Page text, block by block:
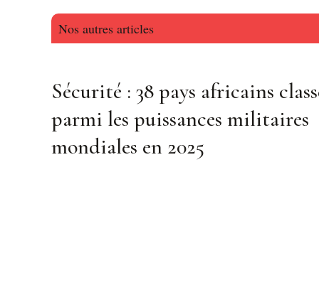
Nos autres articles
Sécurité : 38 pays africains
parmi les puissances militaires
mondiales en 2025